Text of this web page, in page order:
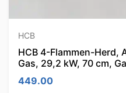
HCB
HCB 4-Flammen-Herd,
Gas, 29,2 kW, 70 cm,
449.00